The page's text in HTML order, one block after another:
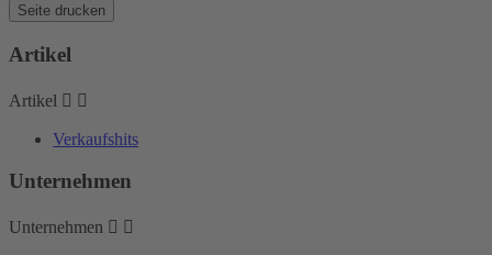
Artikel
Artikel  
Verkaufshits
Unternehmen
Unternehmen  